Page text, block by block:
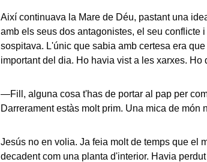
Així continuava la Mare de Déu, pastant una
amb els seus dos antagonistes, el seu conflicte
sospitava. L'únic que sabia amb certesa era
important del dia. Ho havia vist a les xarxes. Ho
—Fill, alguna cosa t'has de portar al pap per
Darrerament estàs molt prim. Una mica de món
Jesús no en volia. Ja feia molt de temps que el
decadent com una planta d'interior. Havia